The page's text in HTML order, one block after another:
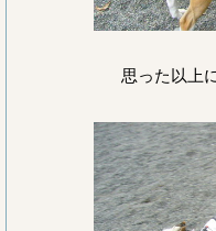
思った以上